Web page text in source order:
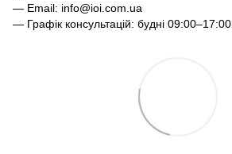
— Email: info@ioi.com.ua
— Графік консультацій: будні 09:00–17:00.